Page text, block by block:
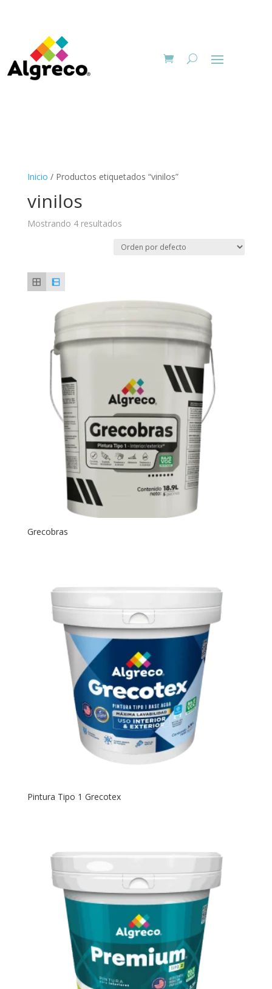
Inicio / Productos etiquetados “vinilos”
vinilos
Mostrando 4 resultados
Grecobras
Pintura Tipo 1 Grecotex